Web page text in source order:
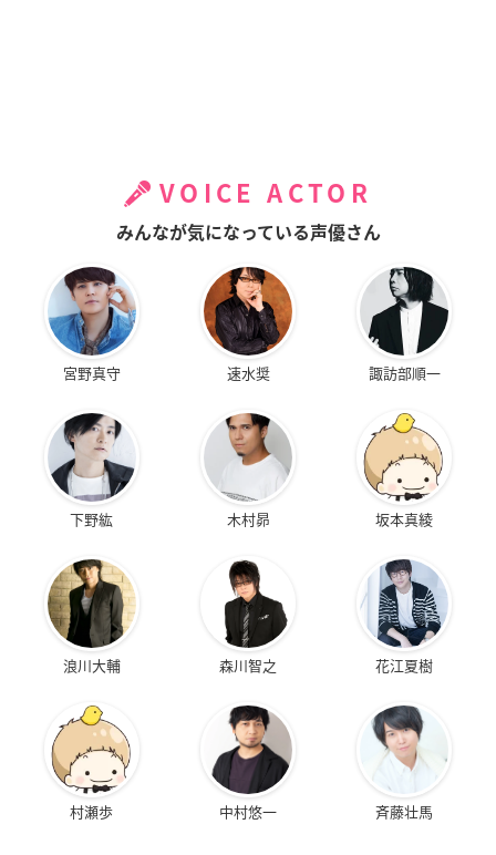
VOICE ACTOR
みんなが気になっている声優さん
宮野真守 速水奨 諏訪部順一
下野紘 木村昴 坂本真綾
浪川大輔 森川智之 花江夏樹
村瀬歩 中村悠一 斉藤壮馬